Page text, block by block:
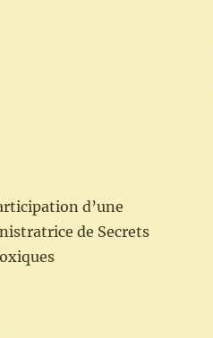
d’une
de Secrets